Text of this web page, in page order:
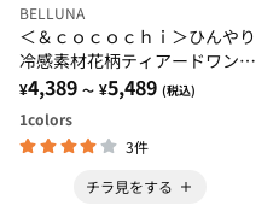
BELLUNA
＜＆ｃｏｃｏｃｈｉ＞ひんやり
冷感素材花柄ティアードワンピ
ース
¥4,389 ～ ¥5,489 (税込)
1colors
3件
チラ見をする